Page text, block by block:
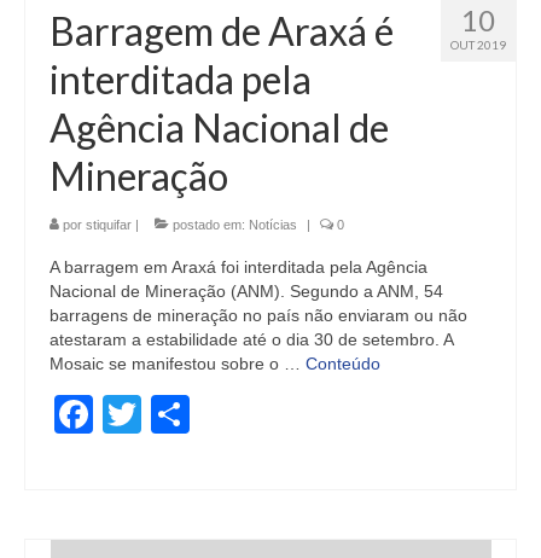
10
OUT 2019
Barragem de Araxá é
interditada pela
Agência Nacional de
Mineração
por stiquifar | postado em: Notícias | 0
A barragem em Araxá foi interditada pela Agência
Nacional de Mineração (ANM). Segundo a ANM, 54
barragens de mineração no país não enviaram ou não
atestaram a estabilidade até o dia 30 de setembro. A
Mosaic se manifestou sobre o … Conteúdo
Facebook
Twitter